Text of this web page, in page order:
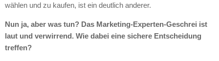
wählen und zu kaufen, ist ein deutlich anderer.
Nun ja, aber was tun? Das Marketing-Experten-Geschrei ist
laut und verwirrend. Wie dabei eine sichere Entscheidung
treffen?